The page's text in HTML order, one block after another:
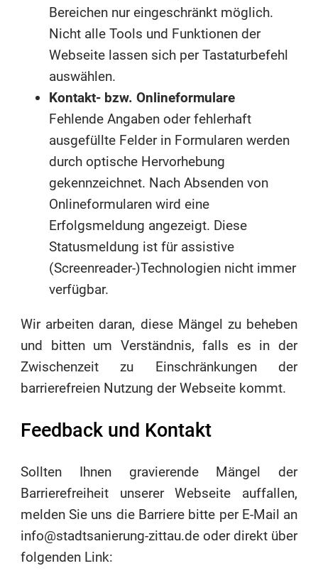
Bereichen nur eingeschränkt möglich.
Nicht alle Tools und Funktionen der
Webseite lassen sich per Tastaturbefehl
auswählen.
Kontakt- bzw. Onlineformulare
Fehlende Angaben oder fehlerhaft
ausgefüllte Felder in Formularen werden
durch optische Hervorhebung
gekennzeichnet. Nach Absenden von
Onlineformularen wird eine
Erfolgsmeldung angezeigt. Diese
Statusmeldung ist für assistive
(Screenreader-)Technologien nicht immer
verfügbar.
Wir arbeiten daran, diese Mängel zu beheben
und bitten um Verständnis, falls es in der
Zwischenzeit zu Einschränkungen der
barrierefreien Nutzung der Webseite kommt.
Feedback und Kontakt
Sollten Ihnen gravierende Mängel der
Barrierefreiheit unserer Webseite auffallen,
melden Sie uns die Barriere bitte per E-Mail an
info@stadtsanierung-zittau.de oder direkt über
folgenden Link: